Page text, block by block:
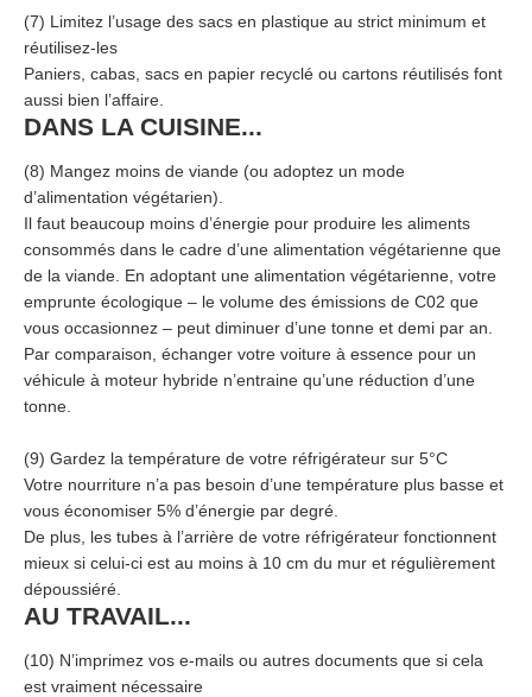
(7) Limitez l’usage des sacs en plastique au strict minimum et
réutilisez-les
Paniers, cabas, sacs en papier recyclé ou cartons réutilisés font
aussi bien l’affaire.
DANS LA CUISINE...
(8) Mangez moins de viande (ou adoptez un mode
d’alimentation végétarien).
Il faut beaucoup moins d’énergie pour produire les aliments
consommés dans le cadre d’une alimentation végétarienne que
de la viande. En adoptant une alimentation végétarienne, votre
emprunte écologique – le volume des émissions de C02 que
vous occasionnez – peut diminuer d’une tonne et demi par an.
Par comparaison, échanger votre voiture à essence pour un
véhicule à moteur hybride n’entraine qu’une réduction d’une
tonne.
(9) Gardez la température de votre réfrigérateur sur 5°C
Votre nourriture n’a pas besoin d’une température plus basse et
vous économiser 5% d’énergie par degré.
De plus, les tubes à l’arrière de votre réfrigérateur fonctionnent
mieux si celui-ci est au moins à 10 cm du mur et régulièrement
dépoussiéré.
AU TRAVAIL...
(10) N’imprimez vos e-mails ou autres documents que si cela
est vraiment nécessaire